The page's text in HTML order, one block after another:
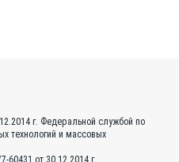
г. Федеральной службой по
технологий и массовых
60431 от 30.12.2014 г.